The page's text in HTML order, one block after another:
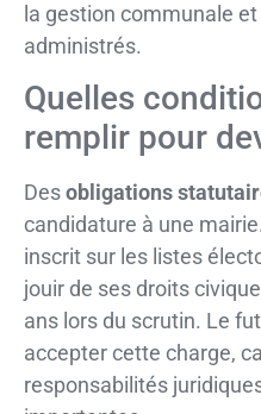
la gestion communale
administrés.
Quelles
remplir pour
Desobligations
candidature à une
inscrit sur les listes
jouir de ses droits
ans lors du scrutin. Le
accepter cette charge,
responsabilités